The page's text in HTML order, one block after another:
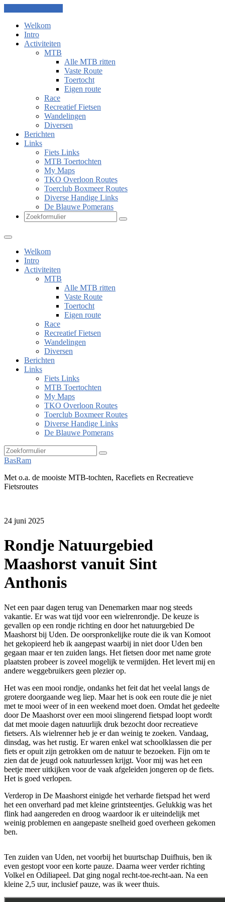
Welkom
Intro
Activiteiten
MTB
Alle MTB ritten
Vaste Route
Toertocht
Eigen route
Race
Recreatief Fietsen
Wandelingen
Diversen
Berichten
Links
Fiets Links
MTB Toertochten
My Maps
TKO Overloon Routes
Toerclub Boxmeer Routes
Diverse Handige Links
De Blauwe Pomerans
Zoeken
Welkom
Intro
Activiteiten
MTB
Alle MTB ritten
Vaste Route
Toertocht
Eigen route
Race
Recreatief Fietsen
Wandelingen
Diversen
Berichten
Links
Fiets Links
MTB Toertochten
My Maps
TKO Overloon Routes
Toerclub Boxmeer Routes
Diverse Handige Links
De Blauwe Pomerans
Zoeken
BasRam
Met o.a. de mooiste MTB-tochten, Racefiets en Recreatieve
Fietsroutes
24 juni 2025
Rondje Natuurgebied
Maashorst vanuit Sint
Anthonis
Net een paar dagen terug van Denemarken maar nog steeds
vakantie. Er was wat tijd voor een wielrenrondje. De keuze is
gevallen op een rondje richting en door het natuurgebied De
Maashorst bij Uden. De oorspronkelijke route die ik van Komoot
het gekopieerd heb ik aangepast waarbij in niet door Uden ben
gegaan maar er ten zuiden langs. Het fietsen door met name grote
plaatsten probeer is zoveel mogelijk te vermijden. Het levert mij en
andere weggebruikers geen plezier op.
Het was een mooi rondje, ondanks het feit dat het veelal langs de
grotere doorgaande weg liep. Maar het is ook een route die je niet
met te mooi weer of in een weekend moet doen. Omdat het gedeelte
door De Maashorst over een mooi slingerend fietspad loopt wordt
dat met mooie dagen natuurlijk druk bezocht door recreatieve
fietsers. Als wielrenner heb je er dan weinig te zoeken. Vandaag,
dinsdag, was het rustig. Er waren enkel wat schoolklassen die per
fiets er opuit zijn getrokken om de natuur te bezoeken. Fijn om te
zien dat de jeugd ook natuurlessen krijgt. Voor mij was het een
beetje meer uitkijken voor de vaak afgeleiden jongeren op de fiets.
Het is goed verlopen.
Verderop in De Maashorst einigde het verharde fietspad het werd
het een onverhard pad met kleine grintsteentjes. Gelukkig was het
flink had aangereden en droog waardoor ik er uiteindelijk met
weinig problemen en aangepaste snelheid goed overheen gekomen
ben.
Ten zuiden van Uden, net voorbij het buurtschap Duifhuis, ben ik
even gestopt voor een korte pauze. Daarna weer verder richting
Volkel en Odiliapeel. Dat ging nogal recht-toe-recht-aan. Na een
kleine 2,5 uur, inclusief pauze, was ik weer thuis.